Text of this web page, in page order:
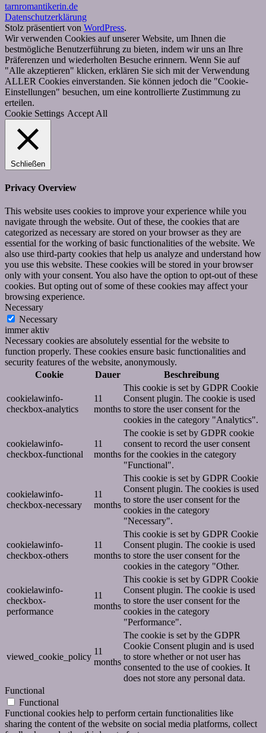
tarnromantikerin.de
Datenschutzerklärung
Stolz präsentiert von WordPress.
Wir verwenden Cookies auf unserer Website, um Ihnen die
bestmögliche Benutzerführung zu bieten, indem wir uns an Ihre
Präferenzen und wiederholten Besuche erinnern. Wenn Sie auf
"Alle akzeptieren" klicken, erklären Sie sich mit der Verwendung
ALLER Cookies einverstanden. Sie können jedoch die "Cookie-
Einstellungen" besuchen, um eine kontrollierte Zustimmung zu
erteilen.
Cookie Settings Accept All
Schließen
Privacy Overview
This website uses cookies to improve your experience while you
navigate through the website. Out of these, the cookies that are
categorized as necessary are stored on your browser as they are
essential for the working of basic functionalities of the website. We
also use third-party cookies that help us analyze and understand how
you use this website. These cookies will be stored in your browser
only with your consent. You also have the option to opt-out of these
cookies. But opting out of some of these cookies may affect your
browsing experience.
Necessary
Necessary
immer aktiv
Necessary cookies are absolutely essential for the website to
function properly. These cookies ensure basic functionalities and
security features of the website, anonymously.
Cookie
Dauer Beschreibung
cookielawinfo-
checkbox-analytics
11
months
This cookie is set by GDPR Cookie
Consent plugin. The cookie is used
to store the user consent for the
cookies in the category "Analytics".
cookielawinfo-
checkbox-functional
11
months
The cookie is set by GDPR cookie
consent to record the user consent
for the cookies in the category
"Functional".
cookielawinfo-
checkbox-necessary
11
months
This cookie is set by GDPR Cookie
Consent plugin. The cookies is used
to store the user consent for the
cookies in the category
"Necessary".
cookielawinfo-
checkbox-others
11
months
This cookie is set by GDPR Cookie
Consent plugin. The cookie is used
to store the user consent for the
cookies in the category "Other.
cookielawinfo-
checkbox-
performance
11
months
This cookie is set by GDPR Cookie
Consent plugin. The cookie is used
to store the user consent for the
cookies in the category
"Performance".
viewed_cookie_policy
11
months
The cookie is set by the GDPR
Cookie Consent plugin and is used
to store whether or not user has
consented to the use of cookies. It
does not store any personal data.
Functional
Functional
Functional cookies help to perform certain functionalities like
sharing the content of the website on social media platforms, collect